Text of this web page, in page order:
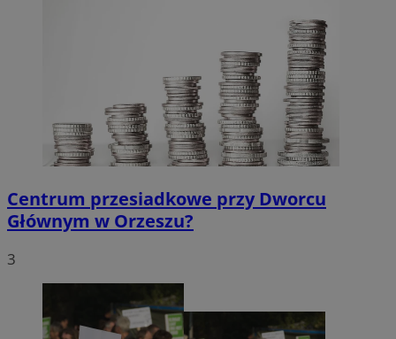
Centrum przesiadkowe przy Dworcu
Głównym w Orzeszu?
3